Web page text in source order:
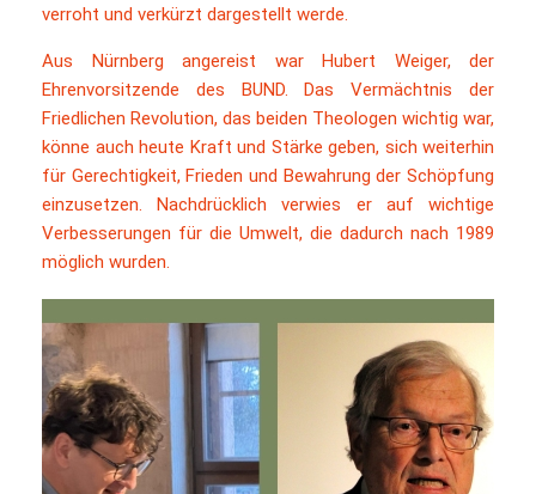
verroht und verkürzt dargestellt werde.
Aus Nürnberg angereist war Hubert Weiger, der
Ehrenvorsitzende des BUND. Das Vermächtnis der
Friedlichen Revolution, das beiden Theologen wichtig war,
könne auch heute Kraft und Stärke geben, sich weiterhin
für Gerechtigkeit, Frieden und Bewahrung der Schöpfung
einzusetzen. Nachdrücklich verwies er auf wichtige
Verbesserungen für die Umwelt, die dadurch nach 1989
möglich wurden.